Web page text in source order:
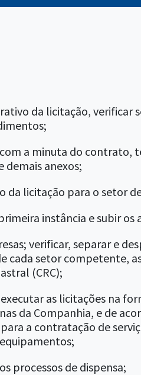
da licitação, verificar
a minuta do contrato,
demais anexos;
da licitação para o setor
instância e subir os
verificar, separar e
cada setor competente,
(CRC);
as licitações na
da Companhia, e de
a contratação de
processos de dispensa;